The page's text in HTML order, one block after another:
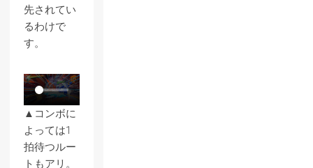
先されてい
るわけで
す。
▲コンボに
よっては1
拍待つルー
トもアリ。